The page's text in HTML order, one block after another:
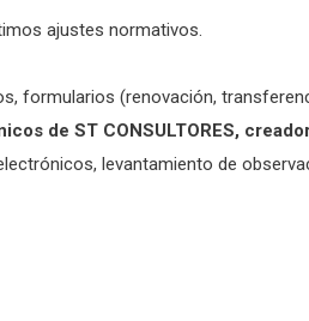
ajustes normativos.
formularios (renovación,
de ST CONSULTORES,
levantamiento de